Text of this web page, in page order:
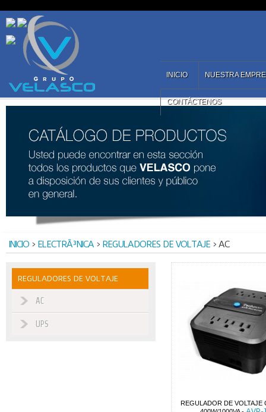
INICIO NUESTRA
CONTÁCTENOS
INICIO > ELECTRÃ³NICA > REGULADORES DE VOLTAJE > AC
REGULADORES DE VOLTAJE
AC
UPS
REGULADOR DE VOLTAJE